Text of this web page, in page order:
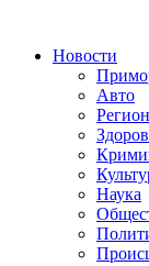
Новости
Авто
Наука